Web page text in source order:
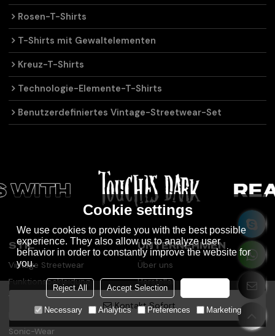
Kontakt Sofort
Rosen-T-Shirts
T-Shirts mit Gewaltelementen
Kreuz-T-Shirts
Technologie-Elemente-T-Shirts
Benutzerdefiniertes Vintage-Streetwear-Set
STIL
Vintage Streetwear
Funktionsbekleidung
Techwear
Punk-Delic
Sonic-Wear
UNTERNEHMEN
Über uns
Hersteller
Ausstellungen
Kontaktieren Sie uns
Cookie settings
We use cookies to provide you with the best possible
experience. They also allow us to analyze user
behavior in order to constantly improve the website for
you.
Reject All Accept Selection
Necessary Analytics Preferences Marketing